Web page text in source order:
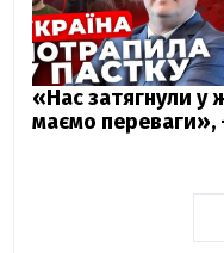
«Нас затягнули у
маємо переваги»,